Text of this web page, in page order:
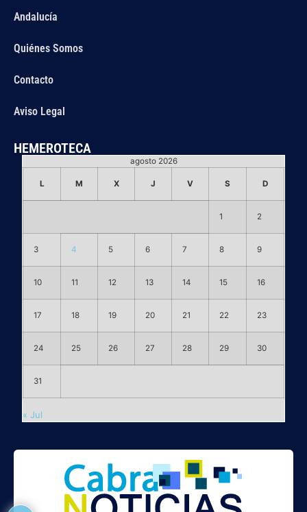
Andalucía
Quiénes Somos
Contacto
Aviso Legal
HEMEROTECA
agosto 2026
L M X J V S D
1 2
3 4 5 6 7 8 9
10 11 12 13 14 15 16
17 18 19 20 21 22 23
24 25 26 27 28 29 30
31
« Jul